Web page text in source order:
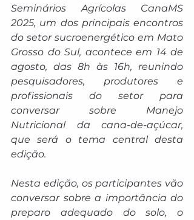
Seminários Agrícolas CanaMS
2025, um dos principais encontros
do setor sucroenergético em Mato
Grosso do Sul, acontece em 14 de
agosto, das 8h às 16h, reunindo
pesquisadores, produtores e
profissionais do setor para
conversar sobre Manejo
Nutricional da cana-de-açúcar,
que será o tema central desta
edição.
Nesta edição, os participantes vão
conversar sobre a importância do
preparo adequado do solo, o